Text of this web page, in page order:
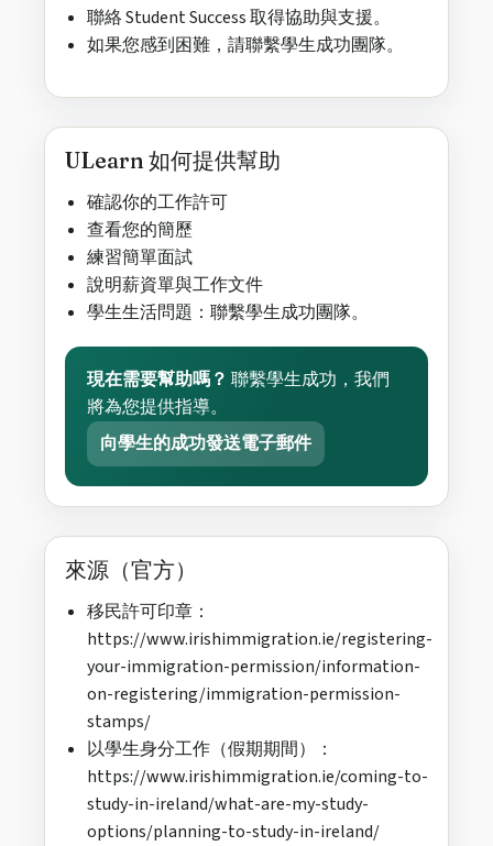
聯絡 Student Success 取得協助與支援。
如果您感到困難，請聯繫學生成功團隊。
ULearn 如何提供幫助
確認你的工作許可
查看您的簡歷
練習簡單面試
說明薪資單與工作文件
學生生活問題：聯繫學生成功團隊。
現在需要幫助嗎？ 聯繫學生成功，我們
將為您提供指導。
向學生的成功發送電子郵件
來源（官方）
移民許可印章：
https://www.irishimmigration.ie/registering-
your-immigration-permission/information-
on-registering/immigration-permission-
stamps/
以學生身分工作（假期期間）：
https://www.irishimmigration.ie/coming-to-
study-in-ireland/what-are-my-study-
options/planning-to-study-in-ireland/